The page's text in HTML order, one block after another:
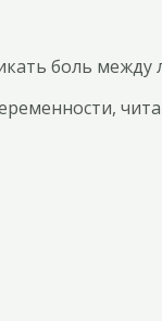
боль между